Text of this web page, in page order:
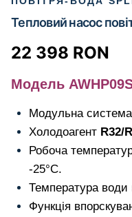
Тепловий насос
22 398 RON
Модель
Модульна система
Холодоагент R32/
Робоча
-25°C.
Температура води
Функція